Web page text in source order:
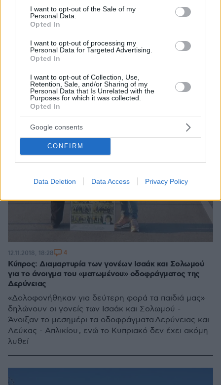
consent section.
I want to opt-out of the Sale of my
Personal Data.
Opted In
I want to opt-out of processing my
Personal Data for Targeted Advertising.
Opted In
I want to opt-out of Collection, Use,
Retention, Sale, and/or Sharing of my
Personal Data that Is Unrelated with the
Purposes for which it was collected.
Opted In
Google consents
CONFIRM
Data Deletion Data Access Privacy Policy
φωτοβολίδες
Κύπρος: Διαμαρτυρία των γονέων Ισαάκ και Σολωμού
για το άνοιγμα του «ματωμένου» οδοφράγματος της
Δερύνειας
«Δολοφονήθηκαν για δεύτερη φορά τα παιδιά μας»
δηλώνουν οι γονείς των Ισαάκ και Σολωμού -
Άνοιξαν το μεσημέρι τα οδοφράγματα Δερύνειας και
Λεύκας - Απλικίου , ενώ το Κυπριακό δεν έχει ακόμη
λυθεί
12.11.2018, 18:28 4